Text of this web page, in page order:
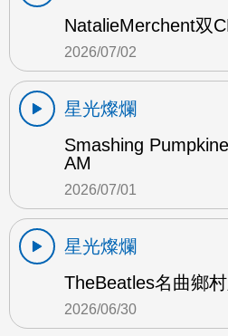
NatalieMerchent双
2026/07/02
星光燦爛
Smashing
AM
2026/07/01
星光燦爛
TheBeatles名曲鄉
2026/06/30